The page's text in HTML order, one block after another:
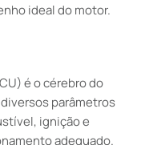
ideal do motor.
é o cérebro do
parâmetros
ignição e
adequado.